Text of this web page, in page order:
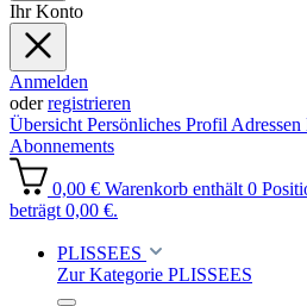
Ihr Konto
Anmelden
oderregistrieren
Übersicht Persönliches Profil Adressen
Abonnements
0,00 € Warenkorb enthält 0
beträgt 0,00 €.
PLISSEES
Zur Kategorie PLISSEES